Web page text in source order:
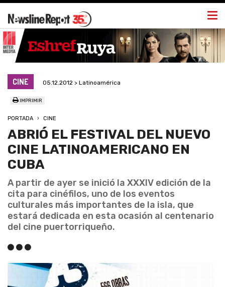
CINE 05.12.2012 > Latinoamérica
IMPRIMIR
PORTADA CINE
ABRIÓ EL FESTIVAL DEL NUEVO
CINE LATINOAMERICANO EN
CUBA
A partir de ayer se inició la XXXIV edición de la
cita para cinéfilos, uno de los eventos
culturales más importantes de la isla, que
estará dedicada en esta ocasión al centenario
del cine puertorriqueño.